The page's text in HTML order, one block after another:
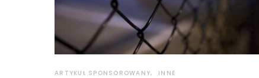
ARTYKUŁ SPONSOROWANY INNE